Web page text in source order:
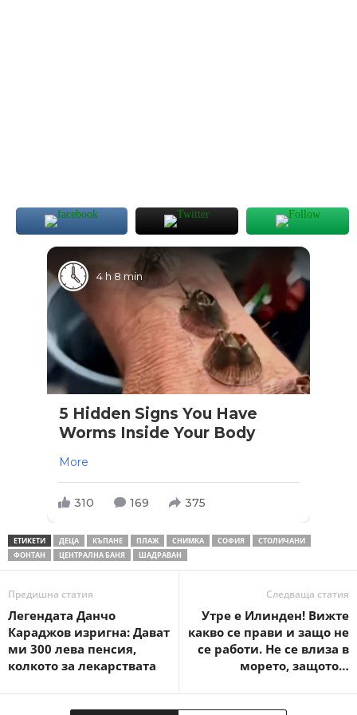
4 h 8 min
5 Hidden Signs You Have
Worms Inside Your Body
More
310 169 375
ЕТИКЕТИ ДЕЦА КЪПАНЕ ПЛАЖ СНИМКА СОФИЯ
СТОЛИЧАНИ
ФОНТАН
ЦЕНТРАЛНА БАНЯ ШАДРАВАН
Предишна статия
Легендата Данчо
Караджов изригна: Дават
ми 300 лева пенсия,
колкото за лекарствата
Следваща статия
Утре е Илинден! Вижте
какво се прави и защо не
се работи. Не се влиза в
морето, защото…